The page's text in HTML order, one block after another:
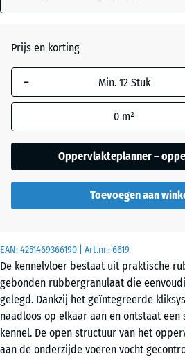
EAN:4251469366190 | Art.nr.:6619
De kennelvloer bestaat uit praktische
gebonden rubbergranulaat die
gelegd. Dankzij het geïntegreerde
naadloos op elkaar aan en ontstaat
kennel. De open structuur van het
aan de onderzijde voeren vocht
(tenzij anders
aangegeven in de
50
cm
|
0,25
50
x
50
x 4
cm
|
+ € 3,50
Prijs en korting
-
0 m²
Oppervlakteplanner –
Toevoegen aan